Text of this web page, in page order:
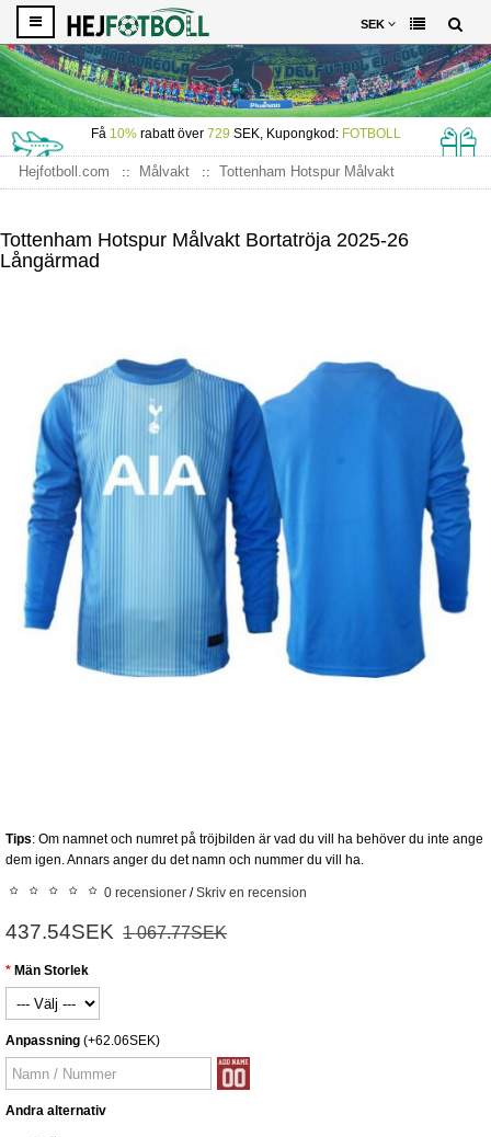
SEK
Få 10%rabatt över 729 SEK, Kupongkod: FOTBOLL
Hejfotboll.com Målvakt
Tottenham Hotspur Målvakt
Tottenham Hotspur Målvakt Bortatröja 2025-26
Långärmad
Tips: Om namnet och numret på tröjbilden är vad du vill ha behöver du inte ange
dem igen. Annars anger du det namn och nummer du vill ha.
0 recensioner /Skriv en recension
437.54SEK 1 067.77SEK
Män Storlek
Anpassning (+62.06SEK)
Andra alternativ